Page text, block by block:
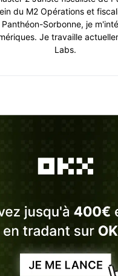
du M2 Opérations et
Sorbonne, je
Je travaille
Labs.